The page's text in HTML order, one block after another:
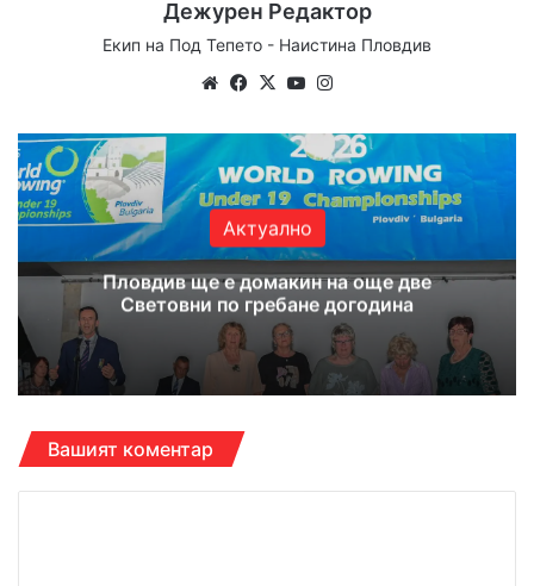
Дежурен Редактор
Екип на Под Тепето - Наистина Пловдив
WebsiteFacebook
X YouTube
Актуално
Пловдив ще е домакин на още две
Световни по гребане догодина
Вашият коментар